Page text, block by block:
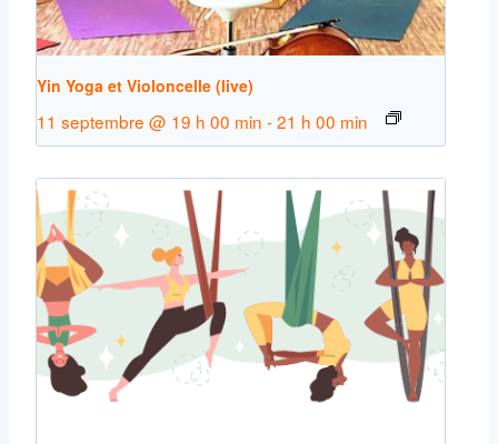
Yin Yoga et Violoncelle (live)
11 septembre @ 19 h 00 min -21 h 00 min